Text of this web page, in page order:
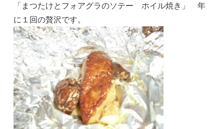
「まつたけとフォアグラのソテー ホイル焼き」 年
に１回の贅沢です。